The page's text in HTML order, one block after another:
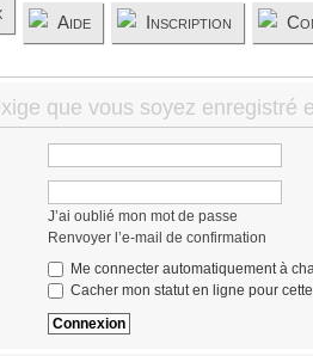
Aide Inscription
que vous soyez
J’ai oublié mon mot de passe
Renvoyer l’e-mail de confirmation
Me connecter automatiquement à
Cacher mon statut en ligne pour